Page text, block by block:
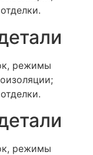
режимы
режимы